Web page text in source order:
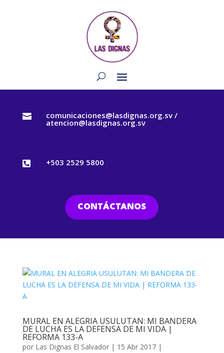
 comunicaciones@lasdignas.org.sv /
atencion@lasdignas.org.sv
 +503 2529 5800
CONTÁCTANOS
MURAL EN ALEGRIA USULUTAN: MI BANDERA
DE LUCHA ES LA DEFENSA DE MI VIDA |
REFORMA 133-A
por Las Dignas El Salvador| 15 Abr 2017|